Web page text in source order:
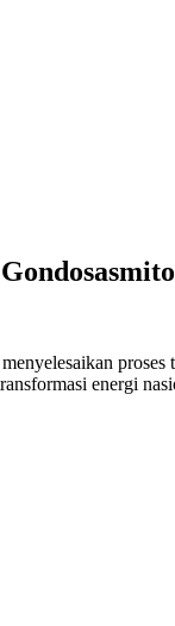
energi